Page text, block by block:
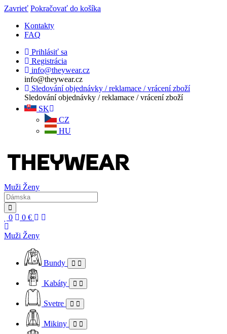
Zavrieť Pokračovať do košíka
Kontakty
FAQ
Prihlásiť sa
Registrácia
info@theywear.cz
info@theywear.cz
Sledování objednávky / reklamace / vrácení zboží
Sledování objednávky / reklamace / vrácení zboží
SK
CZ
HU
Muži Ženy
0 0 €
Muži Ženy
Bundy
Kabáty
Svetre
Mikiny